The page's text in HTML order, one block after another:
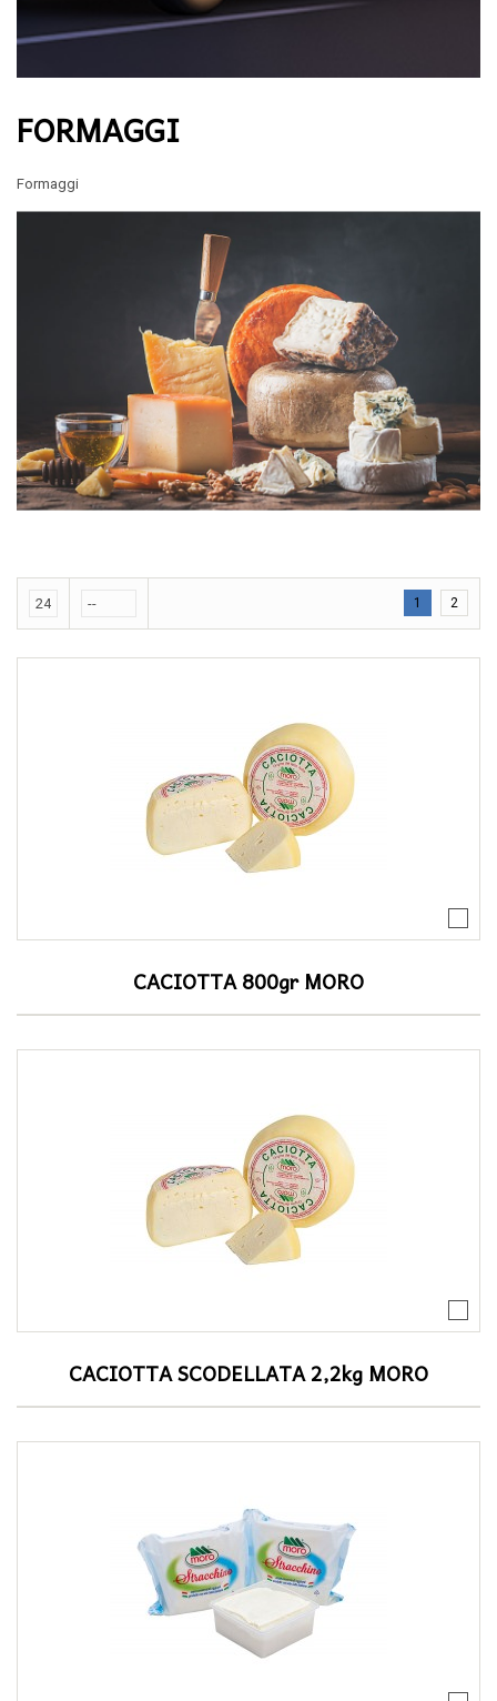
FORMAGGI
Formaggi
1 2
CACIOTTA 800gr MORO
CACIOTTA SCODELLATA 2,2kg MORO